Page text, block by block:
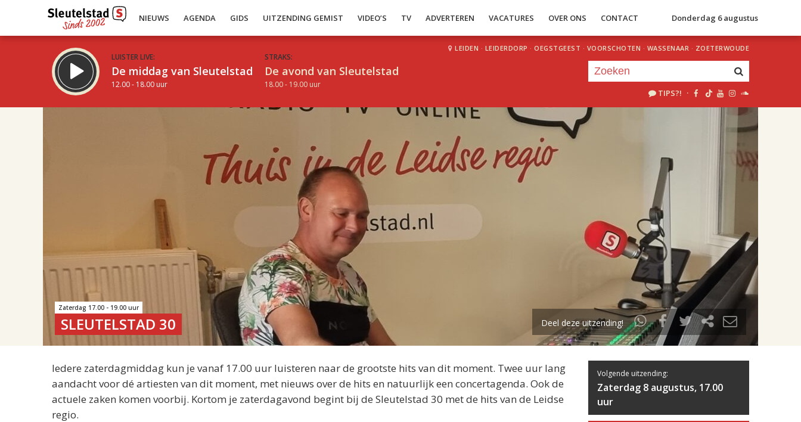
NIEUWS AGENDA GIDS UITZENDING GEMIST VIDEO’S TV ADVERTEREN VACATURES OVER ONS CONTACT Donderdag 6 augustus
LUISTER LIVE:
De middag van Sleutelstad
12.00 - 18.00 uur
STRAKS:
De avond van Sleutelstad
18.00 - 19.00 uur
LEIDEN · LEIDERDORP · OEGSTGEEST · VOORSCHOTEN · WASSENAAR · ZOETERWOUDE
TIPS?! ·
uur 1 van 2
Volgend uur
Zaterdag 17.00 - 19.00 uur
SLEUTELSTAD 30 Deel deze uitzending!
Iedere zaterdagmiddag kun je vanaf 17.00 uur luisteren naar de grootste hits van dit moment. Twee uur lang
aandacht voor dé artiesten van dit moment, met nieuws over de hits en natuurlijk een concertagenda. Ook de
actuele zaken komen voorbij. Kortom je zaterdagavond begint bij de Sleutelstad 30 met de hits van de Leidse
regio.
Volgende uitzending:
Zaterdag 8 augustus, 17.00
uur